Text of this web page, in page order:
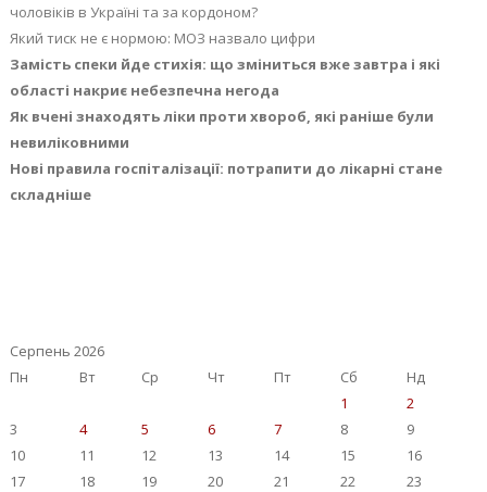
чоловіків в Україні та за кордоном?
Який тиск не є нормою: МОЗ назвало цифри
Замість спеки йде стихія: що зміниться вже завтра і які
області накриє небезпечна негода
Як вчені знаходять ліки проти хвороб, які раніше були
невиліковними
Нові правила госпіталізації: потрапити до лікарні стане
складніше
Серпень 2026
Пн
Вт Ср Чт Пт Сб
Нд
1
2
3
4 5 6 7 8
9
10
11 12 13 14 15
16
17
18 19 20 21 22
23